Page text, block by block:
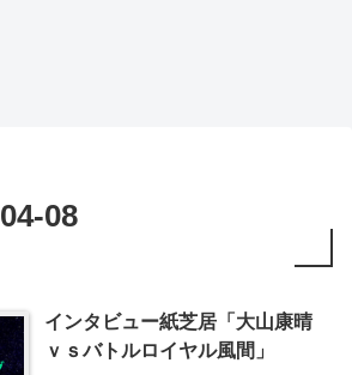
08
インタビュー紙芝居「大山康晴
ｖｓバトルロイヤル風間」